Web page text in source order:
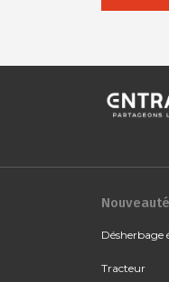
Désherbage
Tracteur